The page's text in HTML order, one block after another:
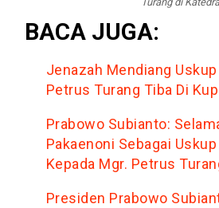
BACA JUGA:
Jenazah Mendiang
Petrus Turang Tiba Di
Prabowo Subianto:
Pakaenoni Sebagai
Kepada Mgr. Petrus
Presiden Prabowo